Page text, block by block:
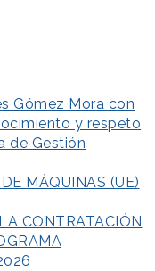
Gómez Mora con
y respeto
de Gestión
MÁQUINAS (UE)
CONTRATACIÓN